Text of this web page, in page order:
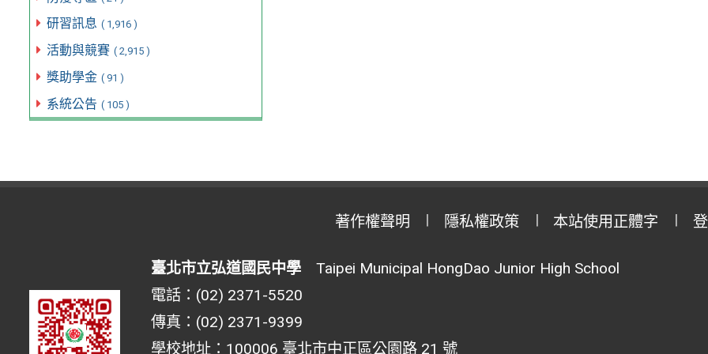
研習訊息 ( 1,916 )
活動與競賽 ( 2,915 )
獎助學金 ( 91 )
系統公告 ( 105 )
著作權聲明 隱私權政策 本站使用正體字
臺北市立弘道國民中學Taipei Municipal HongDao Junior High School
電話：(02) 2371-5520
傳真：(02) 2371-9399
學校地址：100006 臺北市中正區公園路 21 號